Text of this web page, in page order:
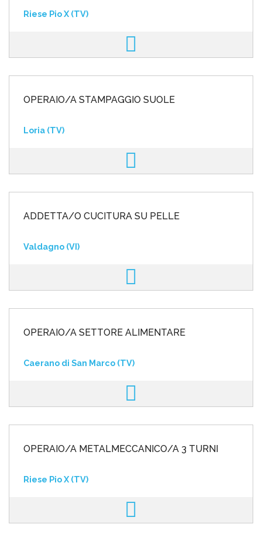
Riese Pio X (TV)
OPERAIO/A STAMPAGGIO SUOLE
Loria (TV)
ADDETTA/O CUCITURA SU PELLE
Valdagno (VI)
OPERAIO/A SETTORE ALIMENTARE
Caerano di San Marco (TV)
OPERAIO/A METALMECCANICO/A 3 TURNI
Riese Pio X (TV)